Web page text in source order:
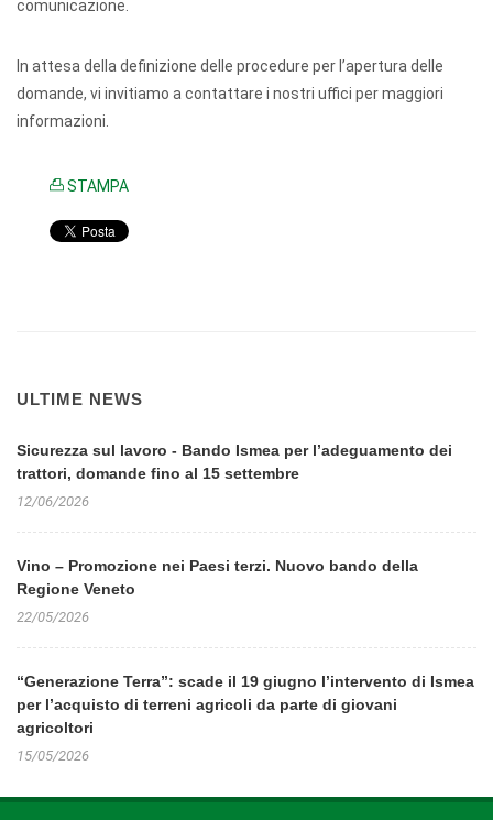
comunicazione.
In attesa della definizione delle procedure per l’apertura delle
domande, vi invitiamo a contattare i nostri uffici per maggiori
informazioni.
STAMPA
ULTIME NEWS
Sicurezza sul lavoro - Bando Ismea per l’adeguamento dei
trattori, domande fino al 15 settembre
12/06/2026
Vino – Promozione nei Paesi terzi. Nuovo bando della
Regione Veneto
22/05/2026
“Generazione Terra”: scade il 19 giugno l’intervento di Ismea
per l’acquisto di terreni agricoli da parte di giovani
agricoltori
15/05/2026